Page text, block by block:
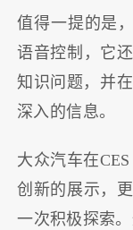
值得一提的是
语音控制，它
知识问题，并
深入的信息。
大众汽车在
创新的展示，
一次积极探索